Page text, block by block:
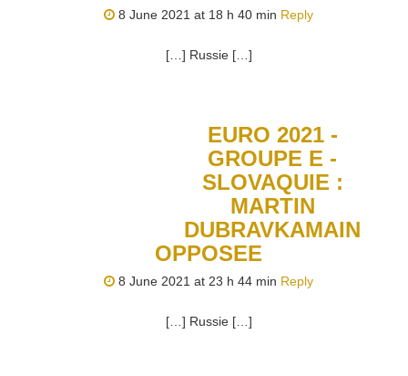
8 June 2021 at 18 h 40 min Reply
[…] Russie […]
EURO 2021 -
GROUPE E -
SLOVAQUIE :
MARTIN
DUBRAVKAMAIN
OPPOSEE
8 June 2021 at 23 h 44 min Reply
[…] Russie […]